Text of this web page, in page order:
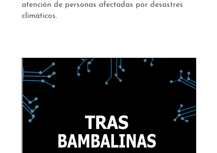
atención de personas afectadas por desastres
climáticos.